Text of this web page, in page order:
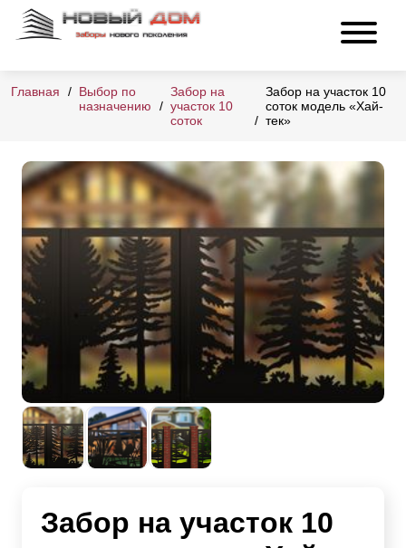
Главная
Выбор по
назначению
Забор на
участок 10
соток
Забор на участок 10
соток модель «Хай-
тек»
Забор на участок 10